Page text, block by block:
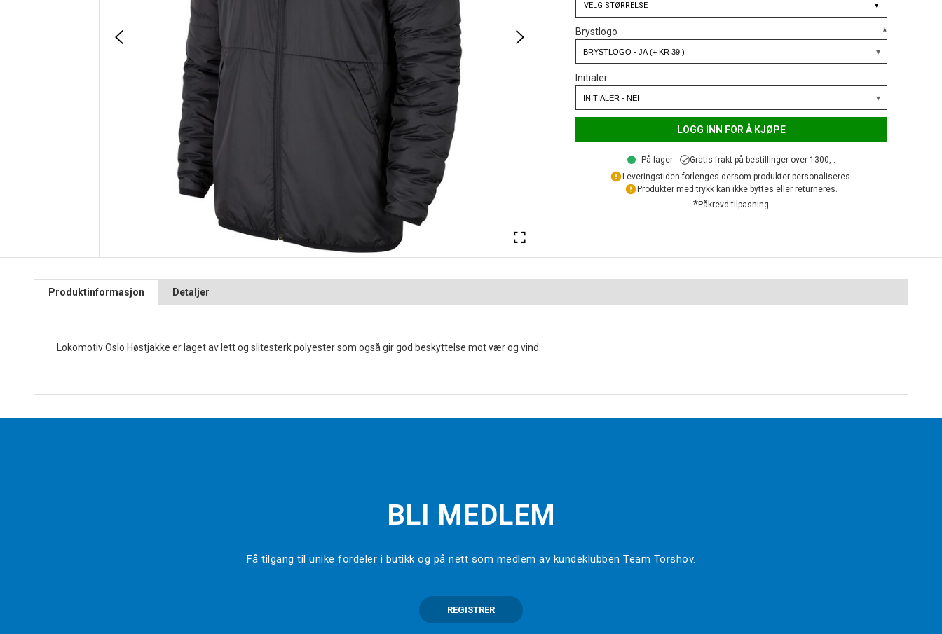
VELG STØRRELSE ▾
Brystlogo *
Initialer
LOGG INN FOR Å KJØPE
På lager
Gratis frakt på bestillinger over 1300,-.
Leveringstiden forlenges dersom produkter personaliseres.
Produkter med trykk kan ikke byttes eller returneres.
*Påkrevd tilpasning
Produktinformasjon Detaljer
Lokomotiv Oslo Høstjakke er laget av lett og slitesterk polyester som også gir god beskyttelse mot vær og vind.
BLI MEDLEM
Få tilgang til unike fordeler i butikk og på nett som medlem av kundeklubben Team Torshov.
REGISTRER